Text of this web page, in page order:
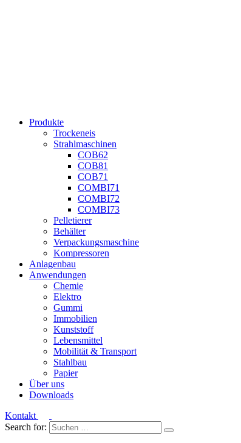
Produkte
Trockeneis
Strahlmaschinen
COB62
COB81
COB71
COMBI71
COMBI72
COMBI73
Pelletierer
Behälter
Verpackungsmaschine
Kompressoren
Anlagenbau
Anwendungen
Chemie
Elektro
Gummi
Immobilien
Kunststoff
Lebensmittel
Mobilität & Transport
Stahlbau
Papier
Über uns
Downloads
Kontakt
Search for: